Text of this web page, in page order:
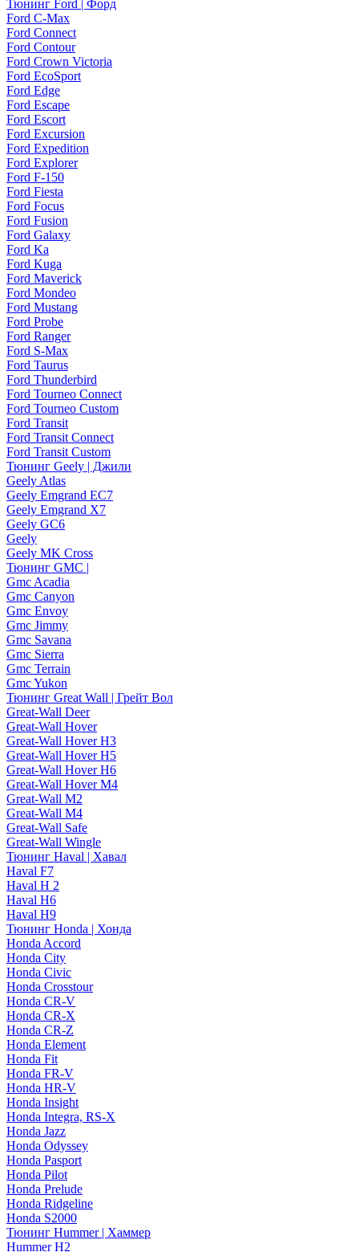
Тюнинг Ford | Форд
Ford C-Max
Ford Connect
Ford Contour
Ford Crown Victoria
Ford EcoSport
Ford Edge
Ford Escape
Ford Escort
Ford Excursion
Ford Expedition
Ford Explorer
Ford F-150
Ford Fiesta
Ford Focus
Ford Fusion
Ford Galaxy
Ford Ka
Ford Kuga
Ford Maverick
Ford Mondeo
Ford Mustang
Ford Probe
Ford Ranger
Ford S-Max
Ford Taurus
Ford Thunderbird
Ford Tourneo Connect
Ford Tourneo Custom
Ford Transit
Ford Transit Connect
Ford Transit Custom
Тюнинг Geely | Джили
Geely Atlas
Geely Emgrand EC7
Geely Emgrand X7
Geely GC6
Geely
Geely MK Cross
Тюнинг GMC |
Gmc Acadia
Gmc Canyon
Gmc Envoy
Gmc Jimmy
Gmc Savana
Gmc Sierra
Gmc Terrain
Gmc Yukon
Тюнинг Great Wall | Грейт Вол
Great-Wall Deer
Great-Wall Hover
Great-Wall Hover H3
Great-Wall Hover H5
Great-Wall Hover H6
Great-Wall Hover M4
Great-Wall M2
Great-Wall M4
Great-Wall Safe
Great-Wall Wingle
Тюнинг Haval | Хавал
Haval F7
Haval H 2
Haval H6
Haval H9
Тюнинг Honda | Хонда
Honda Accord
Honda City
Honda Civic
Honda Crosstour
Honda CR-V
Honda CR-X
Honda CR-Z
Honda Element
Honda Fit
Honda FR-V
Honda HR-V
Honda Insight
Honda Integra, RS-X
Honda Jazz
Honda Odyssey
Honda Pasport
Honda Pilot
Honda Prelude
Honda Ridgeline
Honda S2000
Тюнинг Hummer | Хаммер
Hummer H2